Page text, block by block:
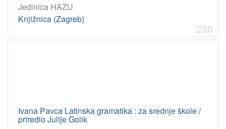
Jedinica HAZU
Knjižnica (Zagreb)
230
Ivana Pavca Latinska gramatika : za srednje škole /
priredio Julije Golik